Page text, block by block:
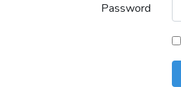
Password